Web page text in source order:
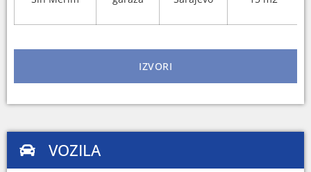
IZVORI
VOZILA